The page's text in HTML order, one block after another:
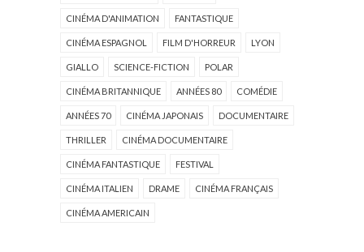
CINÉMA D'ANIMATION FANTASTIQUE
CINÉMA ESPAGNOL FILM D'HORREUR LYON
GIALLO SCIENCE-FICTION POLAR
CINÉMA BRITANNIQUE ANNÉES 80 COMÉDIE
ANNÉES 70 CINÉMA JAPONAIS DOCUMENTAIRE
THRILLER CINÉMA DOCUMENTAIRE
CINÉMA FANTASTIQUE FESTIVAL
CINÉMA ITALIEN DRAME CINÉMA FRANÇAIS
CINÉMA AMERICAIN